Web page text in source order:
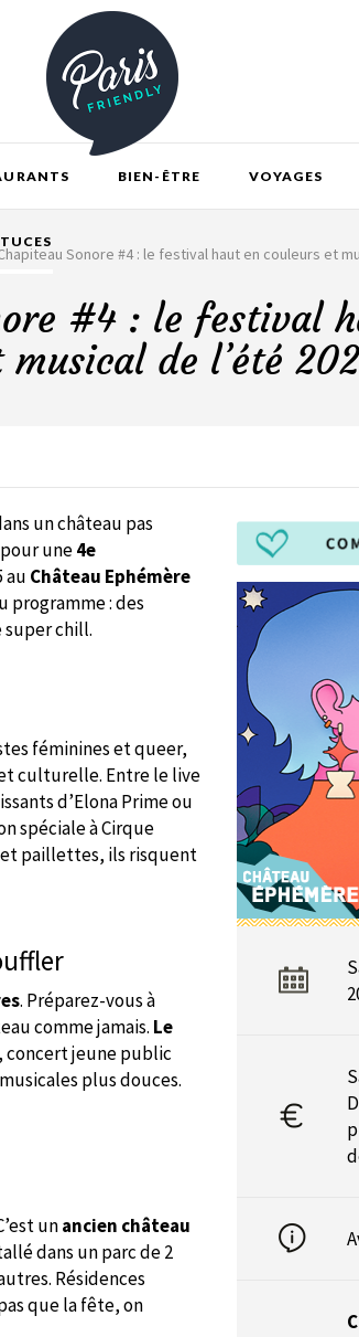
BIEN-ÊTRE VOYAGES
Sonore #4 : le festival haut en couleurs et
#4 : le festival
musical de l’été
un château pas
une4e
au Château Ephémère
programme : des
super chill.
féminines et queer,
culturelle. Entre le live
d’Elona Prime ou
spéciale à Cirque
et paillettes, ils risquent
. Préparez-vous à
comme jamais. Le
concert jeune public
plus douces.
unancien château
dans un parc de 2
Résidences
que la fête, on